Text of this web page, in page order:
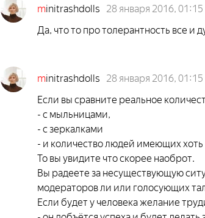
minitrashdolls 28 января 2016, 01:15
Да, что то про толерантность все и
minitrashdolls 28 января 2016, 01:15
Если вы сравните реальное
- с мыльницами,
- с зеркалками
- и количество людей имеющих
То вы увидите что скорее наоброт.
Вы радеете за несуществующую
модераторов ли или голосующих
Если будет у человека желание